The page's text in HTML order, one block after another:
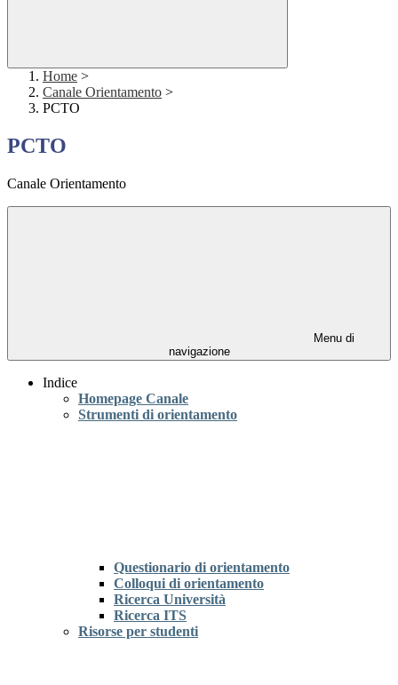
Home >
Canale Orientamento >
PCTO
PCTO
Canale Orientamento
Menu di
navigazione
Indice
Homepage Canale
Strumenti di orientamento
Questionario di orientamento
Colloqui di orientamento
Ricerca Università
Ricerca ITS
Risorse per studenti